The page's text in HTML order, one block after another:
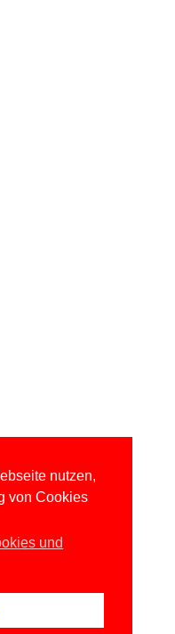
nutzen,
von Cookies
und